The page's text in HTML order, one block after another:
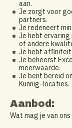
aan.
Je zorgt voor
partners.
Je redeneert
Je hebt ervaring
of andere
Je hebt
Je beheerst
meerwaarde.
Je bent bereid
Kunnig-locaties.
Aanbod:
Wat mag je van